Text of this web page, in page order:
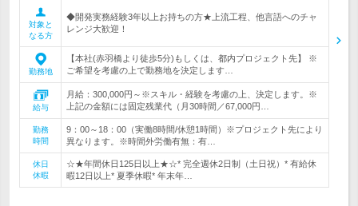
対象と
なる方
◆開発実務経験3年以上お持ちの方★上流工程、他言語へのチャ
レンジ大歓迎！
勤務地
【本社(赤羽橋より徒歩5分)もしくは、都内プロジェクト先】 ※
ご希望を考慮の上で勤務地を決定します…
給与
月給：300,000円～※スキル・経験を考慮の上、決定します。※
上記の金額には固定残業代（月30時間／67,000円…
勤務
時間
9：00～18：00（実働8時間/休憩1時間）※プロジェクト先により
異なります。※時間外労働有無：有…
休日
休暇
☆★年間休日125日以上★☆* 完全週休2日制（土日祝）* 有給休
暇12日以上* 夏季休暇* 年末年…